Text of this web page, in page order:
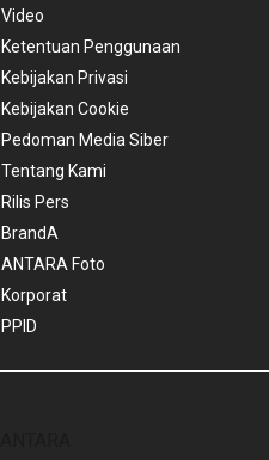
Video
Ketentuan Penggunaan
Kebijakan Privasi
Kebijakan Cookie
Pedoman Media Siber
Tentang Kami
Rilis Pers
BrandA
ANTARA Foto
Korporat
PPID